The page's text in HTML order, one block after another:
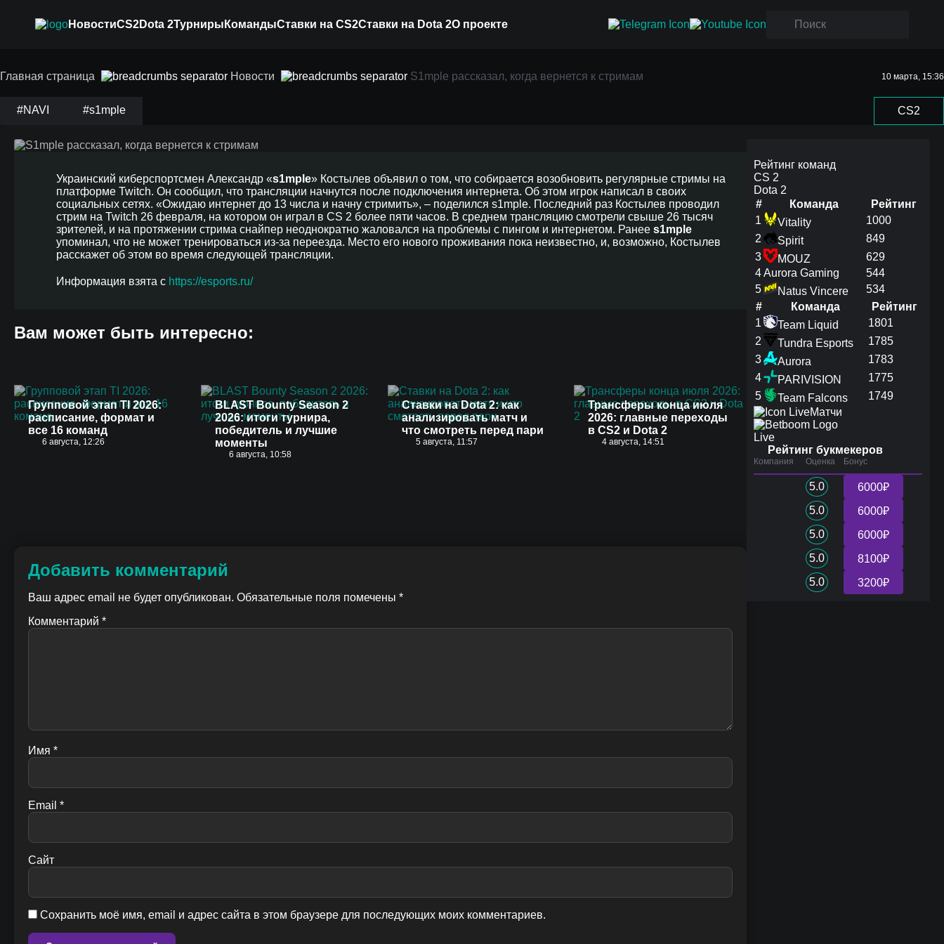
НовостиCS2Dota 2Турниры КомандыСтавки на CS2Ставки на Dota 2О проекте
Главная страница Новости S1mple рассказал, когда вернется к стримам 10 марта, 15:36
#NAVI #s1mple CS2
S1mple рассказал, когда вернется к стримам
Украинский киберспортсмен Александр «s1mple» Костылев объявил о том, что собирается возобновить регулярные стримы на
платформе Twitch. Он сообщил, что трансляции начнутся после подключения интернета. Об этом игрок написал в своих
социальных сетях. «Ожидаю интернет до 13 числа и начну стримить», – поделился s1mple. Последний раз Костылев проводил
стрим на Twitch 26 февраля, на котором он играл в CS 2 более пяти часов. В среднем трансляцию смотрели свыше 26 тысяч
зрителей, и на протяжении стрима снайпер неоднократно жаловался на проблемы с пингом и интернетом. Ранее s1mple
упоминал, что не может тренироваться из-за переезда. Место его нового проживания пока неизвестно, и, возможно, Костылев
расскажет об этом во время следующей трансляции.
Информация взята с https://esports.ru/
Вам может быть интересно:
Групповой этап TI 2026:
расписание, формат и
все 16 команд
6 августа, 12:26
BLAST Bounty Season 2
2026: итоги турнира,
победитель и лучшие
моменты
6 августа, 10:58
Ставки на Dota 2: как
анализировать матч и
что смотреть перед пари
5 августа, 11:57
Трансферы конца июля
2026: главные переходы
в CS2 и Dota 2
4 августа, 14:51
Добавить комментарий
Ваш адрес email не будет опубликован. Обязательные поля помечены *
Комментарий *
Имя *
Email *
Сайт
Сохранить моё имя, email и адрес сайта в этом браузере для последующих моих комментариев.
Рейтинг команд
CS 2
Dota 2
#
Команда
Рейтинг
1
Vitality
1000
2
Spirit
849
3
MOUZ
629
4Aurora Gaming
544
5
Natus Vincere
534
#
Команда
Рейтинг
1
Team Liquid
1801
2
Tundra Esports
1785
3
Aurora
1783
4
PARIVISION
1775
5
Team Falcons
1749
Матчи
Live
Рейтинг букмекеров
Компания Оценка Бонус
5.0
6000₽
5.0
6000₽
5.0
6000₽
5.0
8100₽
5.0
3200₽